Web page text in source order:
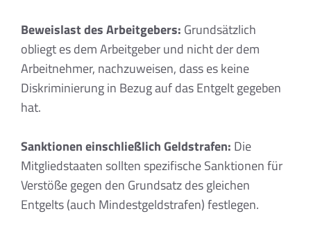
Beweislast des Arbeitgebers: Grundsätzlich
obliegt es dem Arbeitgeber und nicht der dem
Arbeitnehmer, nachzuweisen, dass es keine
Diskriminierung in Bezug auf das Entgelt gegeben
hat.
Sanktionen einschließlich Geldstrafen: Die
Mitgliedstaaten sollten spezifische Sanktionen für
Verstöße gegen den Grundsatz des gleichen
Entgelts (auch Mindestgeldstrafen) festlegen.